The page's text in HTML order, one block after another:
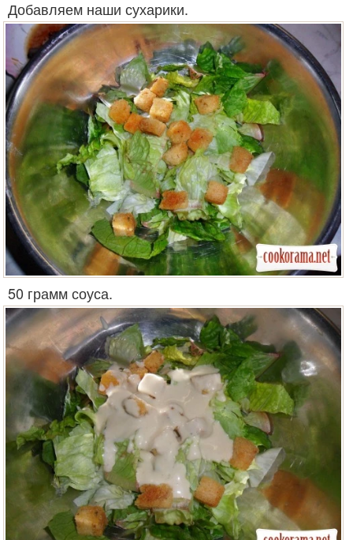
Добавляем наши сухарики.
50 грамм соуса.